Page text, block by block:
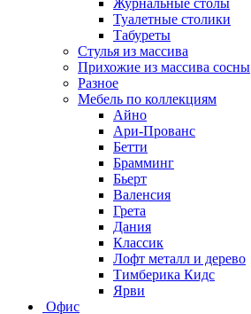
Журнальные столы
Туалетные столики
Табуреты
Стулья из массива
Прихожие из массива сосны
Разное
Мебель по коллекциям
Айно
Ари-Прованс
Бетти
Брамминг
Бьерт
Валенсия
Грета
Дания
Классик
Лофт металл и дерево
Тимберика Кидс
Ярви
Офис